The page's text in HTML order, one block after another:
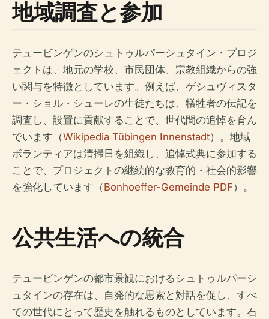
地域調査と参加
テュービンゲンのシュトゥルパーシュタイン・プロジ
ェクトは、地元の学校、市民団体、宗教組織からの強
い関与を特徴としています。例えば、ゲシュヴィスタ
ー・ショル・シューレの生徒たちは、犠牲者の伝記を
調査し、設置に貢献することで、世代間の追悼を育ん
でいます（Wikipedia Tübingen Innenstadt）。地域
ボランティアは清掃日を組織し、追悼式典に参加する
ことで、プロジェクトの継続的な教育的・社会的影響
を強化しています（Bonhoeffer-Gemeinde PDF）。
公共生活への統合
テュービンゲンの都市景観におけるシュトゥルパーシ
ュタインの存在は、自発的な思索と対話を促し、すべ
ての世代にとって歴史を触れるものとしています。石